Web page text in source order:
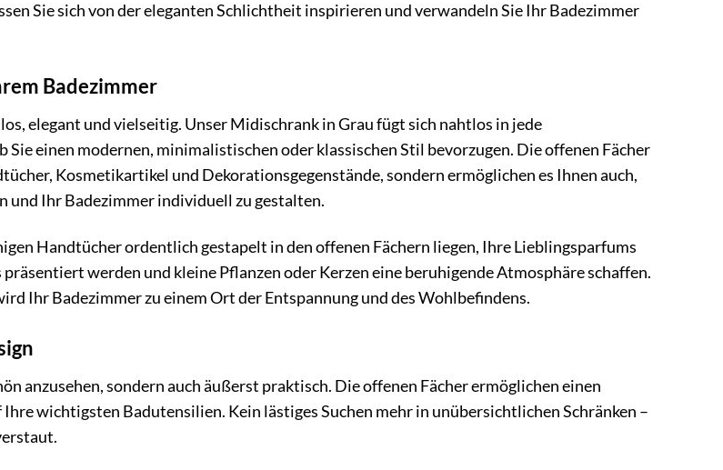
Sie sich von der eleganten Schlichtheit inspirieren und verwandeln Sie Ihr Badezimmer
Badezimmer
elegant und vielseitig. Unser Midischrank in Grau fügt sich nahtlos in jede
Sie einen modernen, minimalistischen oder klassischen Stil bevorzugen. Die offenen Fächer
Kosmetikartikel und Dekorationsgegenstände, sondern ermöglichen es Ihnen auch,
und Ihr Badezimmer individuell zu gestalten.
Handtücher ordentlich gestapelt in den offenen Fächern liegen, Ihre Lieblingsparfums
werden und kleine Pflanzen oder Kerzen eine beruhigende Atmosphäre schaffen.
Ihr Badezimmer zu einem Ort der Entspannung und des Wohlbefindens.
anzusehen, sondern auch äußerst praktisch. Die offenen Fächer ermöglichen einen
wichtigsten Badutensilien. Kein lästiges Suchen mehr in unübersichtlichen Schränken –